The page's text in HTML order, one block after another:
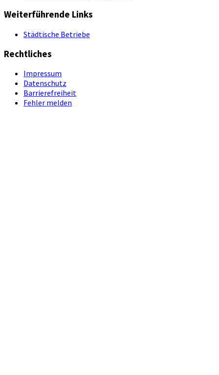
Weiterführende Links
Städtische Betriebe
Rechtliches
Impressum
Datenschutz
Barrierefreiheit
Fehler melden